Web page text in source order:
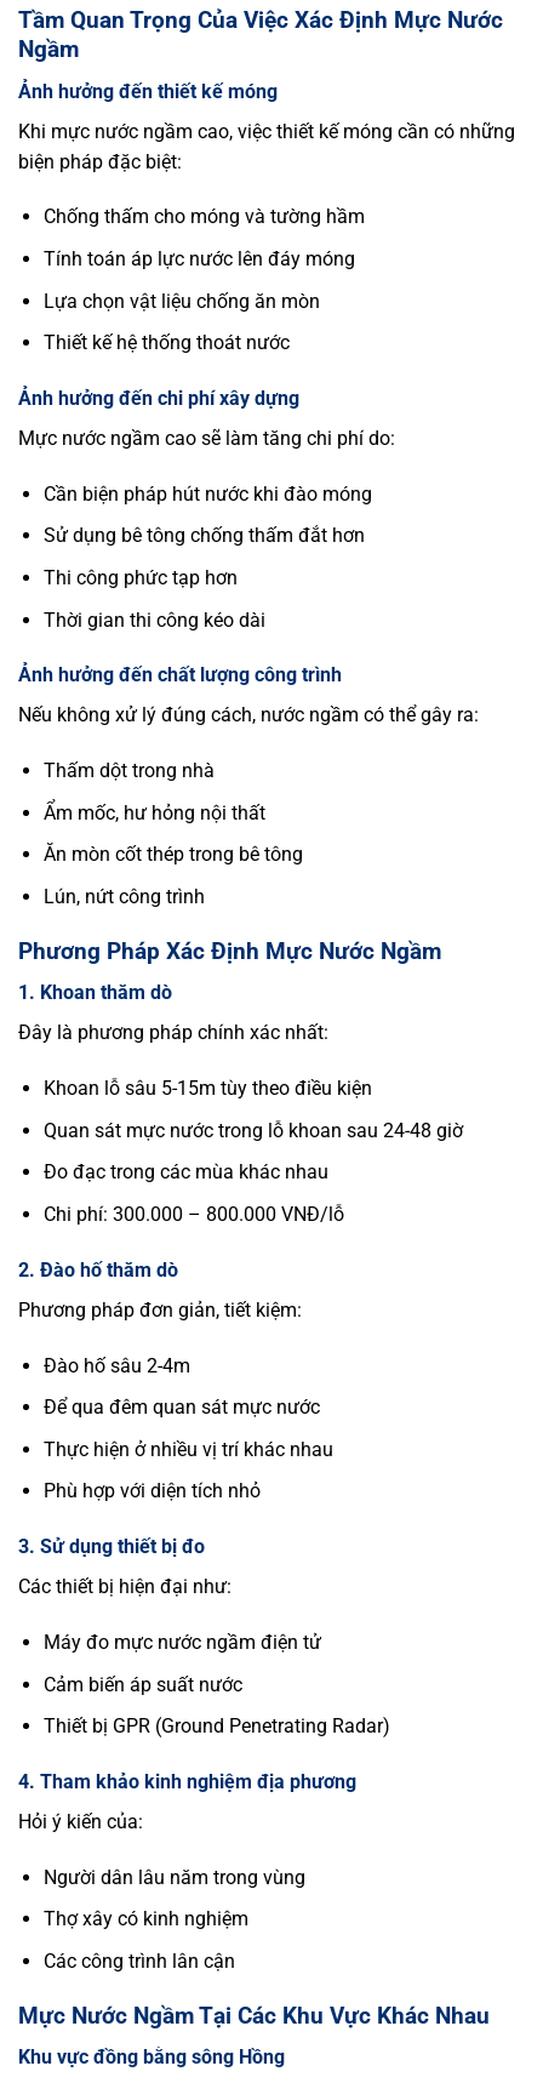
Tầm Quan Trọng Của Việc Xác Định Mực Nước
Ngầm
Ảnh hưởng đến thiết kế móng
Khi mực nước ngầm cao, việc thiết kế móng cần có những
biện pháp đặc biệt:
Chống thấm cho móng và tường hầm
Tính toán áp lực nước lên đáy móng
Lựa chọn vật liệu chống ăn mòn
Thiết kế hệ thống thoát nước
Ảnh hưởng đến chi phí xây dựng
Mực nước ngầm cao sẽ làm tăng chi phí do:
Cần biện pháp hút nước khi đào móng
Sử dụng bê tông chống thấm đắt hơn
Thi công phức tạp hơn
Thời gian thi công kéo dài
Ảnh hưởng đến chất lượng công trình
Nếu không xử lý đúng cách, nước ngầm có thể gây ra:
Thấm dột trong nhà
Ẩm mốc, hư hỏng nội thất
Ăn mòn cốt thép trong bê tông
Lún, nứt công trình
Phương Pháp Xác Định Mực Nước Ngầm
1. Khoan thăm dò
Đây là phương pháp chính xác nhất:
Khoan lỗ sâu 5-15m tùy theo điều kiện
Quan sát mực nước trong lỗ khoan sau 24-48 giờ
Đo đạc trong các mùa khác nhau
Chi phí: 300.000 – 800.000 VNĐ/lỗ
2. Đào hố thăm dò
Phương pháp đơn giản, tiết kiệm:
Đào hố sâu 2-4m
Để qua đêm quan sát mực nước
Thực hiện ở nhiều vị trí khác nhau
Phù hợp với diện tích nhỏ
3. Sử dụng thiết bị đo
Các thiết bị hiện đại như:
Máy đo mực nước ngầm điện tử
Cảm biến áp suất nước
Thiết bị GPR (Ground Penetrating Radar)
4. Tham khảo kinh nghiệm địa phương
Hỏi ý kiến của:
Người dân lâu năm trong vùng
Thợ xây có kinh nghiệm
Các công trình lân cận
Mực Nước Ngầm Tại Các Khu Vực Khác Nhau
Khu vực đồng bằng sông Hồng